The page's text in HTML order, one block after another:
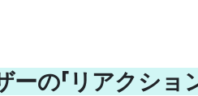
の「リアクショ